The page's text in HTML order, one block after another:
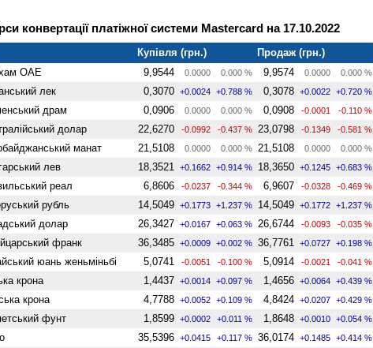
конвертації платіжної системи Mastercard на 17.10.2022
Купівля (грн.)
Продаж (грн.)
ОАЕ 9,9544 0.0000 0.000 % 9,9574 0.0000 0.000 %
лек 0,3070 +0.0024 +0.788 % 0,3078 +0.0022 +0.720 %
драм 0,0906 0.0000 0.000 % 0,0908 -0.0001 -0.110 %
долар 22,6270 -0.0992 -0.437 % 23,0798 -0.1349 -0.581 %
манат 21,5108 0.0000 0.000 % 21,5108 0.0000 0.000 %
лев 18,3521 +0.1662 +0.914 % 18,3650 +0.1245 +0.683 %
реал 6,8606 -0.0237 -0.344 % 6,9607 -0.0328 -0.469 %
рубль 14,5049 +0.1773 +1.237 % 14,5049 +0.1772 +1.237 %
долар 26,3427 +0.0167 +0.063 % 26,6744 -0.0093 -0.035 %
франк 36,3485 +0.0009 +0.002 % 36,7761 +0.0727 +0.198 %
юань женьмiньбi 5,0741 -0.0051 -0.100 % 5,0914 -0.0021 -0.041 %
крона 1,4437 +0.0014 +0.097 % 1,4656 +0.0064 +0.439 %
крона 4,7788 +0.0052 +0.109 % 4,8424 +0.0207 +0.429 %
фунт 1,8599 +0.0002 +0.011 % 1,8648 +0.0010 +0.054 %
35,5396 +0.0415 +0.117 % 36,0174 +0.1485 +0.414 %